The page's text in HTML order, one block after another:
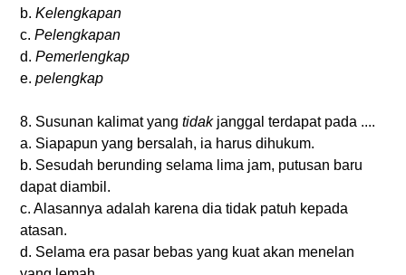
b. Kelengkapan
c. Pelengkapan
d. Pemerlengkap
e. pelengkap
8. Susunan kalimat yang tidak janggal terdapat pada ....
a. Siapapun yang bersalah, ia harus dihukum.
b. Sesudah berunding selama lima jam, putusan baru
dapat diambil.
c. Alasannya adalah karena dia tidak patuh kepada
atasan.
d. Selama era pasar bebas yang kuat akan menelan